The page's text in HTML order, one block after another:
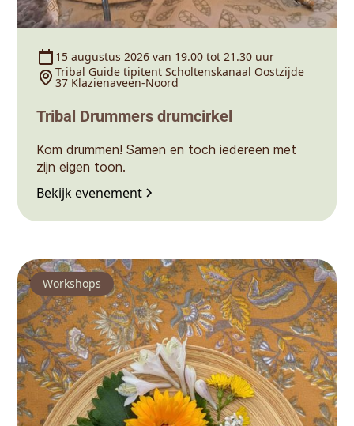
15 augustus 2026 van 19.00 tot 21.30 uur
Tribal Guide tipitent Scholtenskanaal Oostzijde
37 Klazienaveen-Noord
Tribal Drummers drumcirkel
Kom drummen! Samen en toch iedereen met
zijn eigen toon.
Bekijk evenement
Workshops